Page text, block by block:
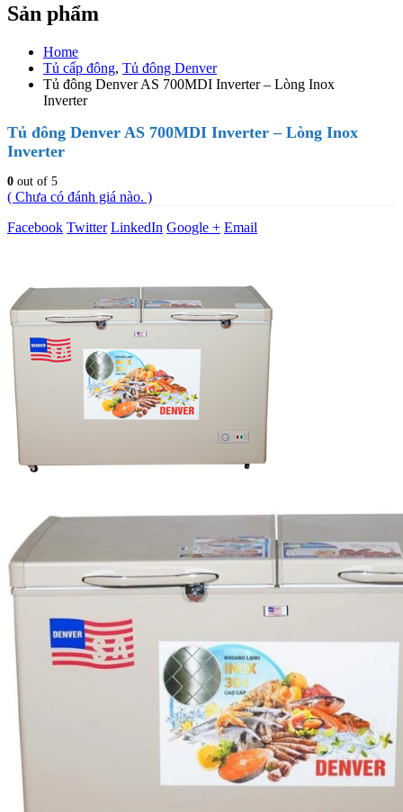
Sản phẩm
Home
Tủ cấp đông, Tủ đông Denver
Tủ đông Denver AS 700MDI Inverter – Lòng Inox
Inverter
Tủ đông Denver AS 700MDI Inverter – Lòng Inox
Inverter
0 out of 5
( Chưa có đánh giá nào. )
Facebook Twitter LinkedIn Google + Email